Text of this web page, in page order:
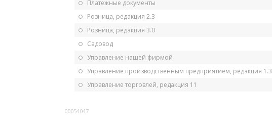
Платежные документы
Розница, редакция 2.3
Розница, редакция 3.0
Садовод
Управление нашей фирмой
Управление производственным предприятием, редакция 1.3
Управление торговлей, редакция 11
00054047